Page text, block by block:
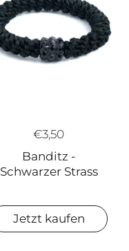
€3,50
Banditz -
Schwarzer Strass
Jetzt kaufen